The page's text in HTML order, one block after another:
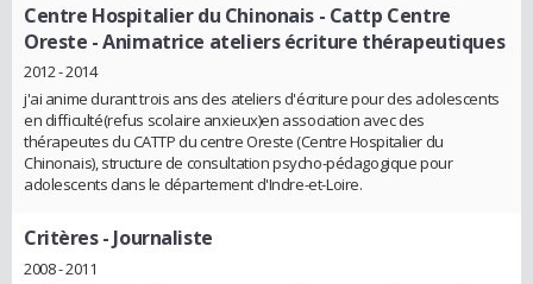
Centre Hospitalier du Chinonais - Cattp Centre
Oreste - Animatrice ateliers écriture thérapeutiques
2012 - 2014
j'ai anime durant trois ans des ateliers d'écriture pour des adolescents
en difficulté(refus scolaire anxieux)en association avec des
thérapeutes du CATTP du centre Oreste (Centre Hospitalier du
Chinonais), structure de consultation psycho-pédagogique pour
adolescents dans le département d'Indre-et-Loire.
Critères- Journaliste
2008 - 2011